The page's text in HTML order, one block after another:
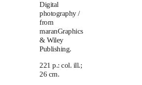
Digital
photography /
from
maranGraphics
& Wiley
Publishing.
221 p.: col. ill.;
26 cm.